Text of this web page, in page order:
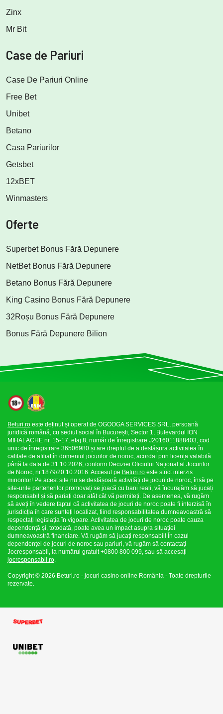
Zinx
Mr Bit
Case de Pariuri
Case De Pariuri Online
Free Bet
Unibet
Betano
Casa Pariurilor
Getsbet
12xBET
Winmasters
Oferte
Superbet Bonus Fără Depunere
NetBet Bonus Fără Depunere
Betano Bonus Fără Depunere
King Casino Bonus Fără Depunere
32Roșu Bonus Fără Depunere
Bonus Fără Depunere Bilion
Beturi.ro este deținut și operat de OGOOGA SERVICES SRL, persoană
juridică română, cu sediul social în București, Sector 1, Bulevardul ION
MIHALACHE nr. 15-17, etaj 8, număr de înregistrare J2016011888403, cod
unic de înregistrare 36506980 și are dreptul de a desfășura activitatea în
calitate de afiliat în domeniul jocurilor de noroc, acordat prin licența valabilă
până la data de 31.10.2026, conform Deciziei Oficiului Național al Jocurilor
de Noroc, nr.1879/20.10.2016. Accesul pe Beturi.ro este strict interzis
minorilor! Pe acest site nu se desfășoară activități de jocuri de noroc, însă pe
site-urile partenerilor promovați se joacă cu bani reali, vă încurajăm să jucați
responsabil și să pariați doar atât cât vă permiteți. De asemenea, vă rugăm
să aveți în vedere faptul că activitatea de jocuri de noroc poate fi interzisă în
jurisdicția în care sunteți localizat, fiind responsabilitatea dumneavoastră să
respectați legislația în vigoare. Activitatea de jocuri de noroc poate cauza
dependență și, totodată, poate avea un impact asupra situației
dumneavoastră financiare. Vă rugăm să jucați responsabil! În cazul
dependenței de jocuri de noroc sau pariuri, vă rugăm să contactați
Jocresponsabil, la numărul gratuit +0800 800 099, sau să accesați
jocresponsabil.ro.
Copyright © 2026 Beturi.ro - jocuri casino online România - Toate drepturile
rezervate.